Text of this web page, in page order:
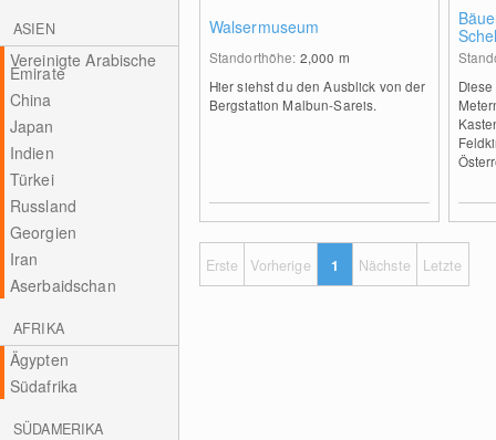
ASIEN
Vereinigte Arabische
Emirate
China
Japan
Indien
Türkei
Russland
Georgien
Iran
Aserbaidschan
AFRIKA
Ägypten
Südafrika
SÜDAMERIKA
Walsermuseum
Standorthöhe: 2,000 m
Hier siehst du den Ausblick von der
Bergstation Malbun-Sareis.
Erste Vorherige 1 Nächste Letzte